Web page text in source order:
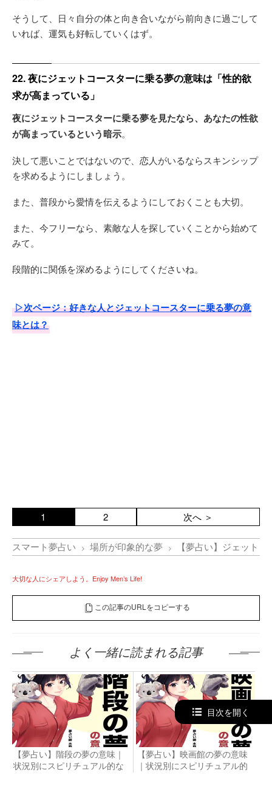
そうして、日々自分の体と向き合いながら前向きに過ごして
いれば、運気も好転していくはず。
22. 夜にジェットコースターに乗る夢の意味は「性的欲
求が高まっている」
夜にジェットコースターに乗る夢を見たなら、あなたの性欲
が高まっているという暗示。
決して悪いことではないので、恋人がいるならスキンシップ
を求めるようにしましょう。
また、普段から愛情を伝えるようにしておくことも大切。
また、今フリーなら、素敵な人を探していくことから始めて
みて。
段階的に関係を深めるようにしてくださいね。
▷次ページ：好きな人とジェットコースターに乗る夢の意
味とは？
1 2 次へ ＞
スマート夢占い 場所が印象的な夢 【夢占い】ジェット
大切な人にシェアしよう。Enjoy Men’s Life!
この記事のURLをコピーする
よく一緒に読まれる記事
【夢占い】階段の夢の意味｜
状況別にスピリチュアル的な
【夢占い】映画館の夢の意味
｜状況別にスピリチュアル的
目次を開く